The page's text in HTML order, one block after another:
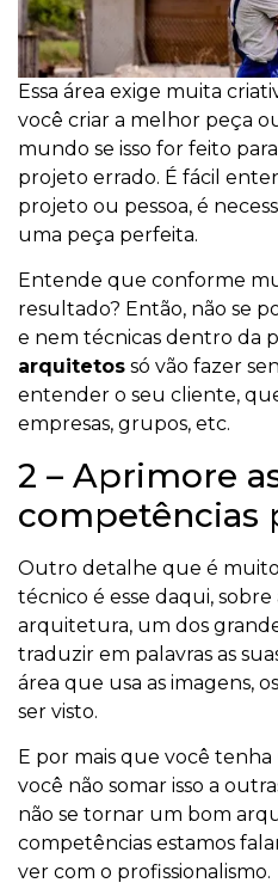
Essa área exige muita
você criar a melhor peça
mundo se isso for feito
projeto errado. É fácil
projeto ou pessoa, é
uma peça perfeita.
Entende que conforme
resultado? Então, não se
e nem técnicas dentro da
arquitetos só vão fazer
entender o seu cliente,
empresas, grupos, etc.
2 – Aprimore
competências
Outro detalhe que é muito
técnico é esse daqui, sobre
arquitetura, um dos
traduzir em palavras as
área que usa as imagens,
ser visto.
E por mais que você tenha
você não somar isso a
não se tornar um bom
competências estamos
ver com o profissionalismo.